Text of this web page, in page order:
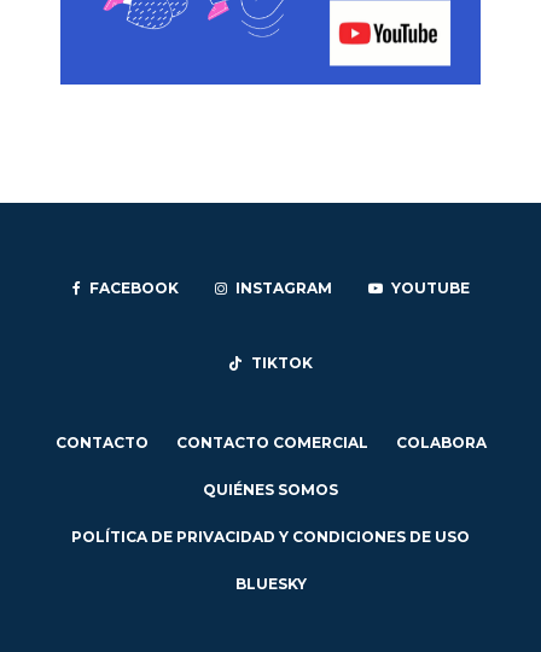
FACEBOOK INSTAGRAM YOUTUBE
TIKTOK
CONTACTO CONTACTO COMERCIAL COLABORA
QUIÉNES SOMOS
POLÍTICA DE PRIVACIDAD Y CONDICIONES DE USO
BLUESKY